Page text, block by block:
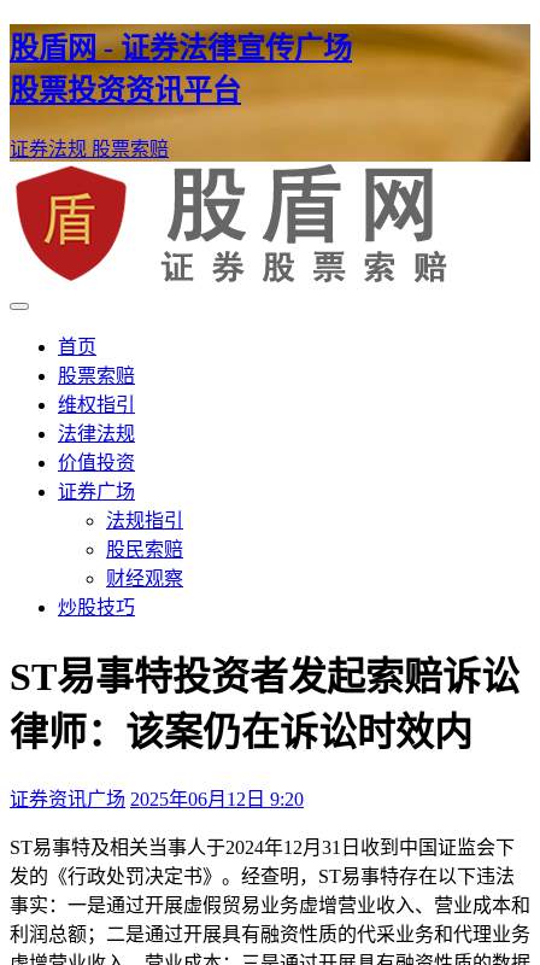
股盾网 - 证券法律宣传广场
股票投资资讯平台
证券法规 股票索赔
股盾网
证券股票维权网
首页
股票索赔
维权指引
法律法规
价值投资
证券广场
法规指引
股民索赔
财经观察
炒股技巧
ST易事特投资者发起索赔诉讼
律师：该案仍在诉讼时效内
证券资讯广场 2025年06月12日 9:20
ST易事特及相关当事人于2024年12月31日收到中国证监会下
发的《行政处罚决定书》。经查明，ST易事特存在以下违法
事实：一是通过开展虚假贸易业务虚增营业收入、营业成本和
利润总额；二是通过开展具有融资性质的代采业务和代理业务